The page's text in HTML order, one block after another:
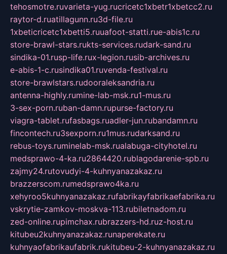
tehosmotre.ruvarieta-yug.rucricetc1xbetr1xbetcc2.ru
raytor-d.ruatillagunn.ru3d-file.ru
1xbeticricetc1xbetti5.ruuafoot-statti.rue-abis1c.ru
store-brawl-stars.rukts-services.rudark-sand.ru
sindika-01.rusp-life.rux-legion.rusib-archives.ru
e-abis-1-c.rusindika01.ruvenda-festival.ru
store-brawlstars.rudooraleksandria.ru
antenna-highly.rumine-lab-msk.ru1-mus.ru
3-sex-porn.ruban-damn.rupurse-factory.ru
viagra-tablet.rufasbags.ruadler-jun.rubandamn.ru
fincontech.ru3sexporn.ru1mus.rudarksand.ru
rebus-toys.ruminelab-msk.rualabuga-cityhotel.ru
medsprawo-4-ka.ru2864420.rublagodarenie-spb.ru
zajmy24.rutovudyi-4-kuhnyanazakaz.ru
brazzerscom.rumedsprawo4ka.ru
xehyroo5kuhnyanazakaz.rufabrikayfabrikaefabrika.ru
vskrytie-zamkov-moskva-113.rubiletnadom.ru
zed-online.rupimchax.rubrazzers-hd.ruz-host.ru
kitubeu2kuhnyanazakaz.runaperekate.ru
kuhnyaofabrikaufabrik.rukitubeu-2-kuhnyanazakaz.ru